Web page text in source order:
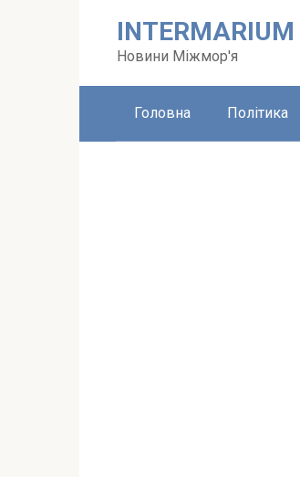
INTERMARIUM
Новини Міжмор'я
Головна Політика